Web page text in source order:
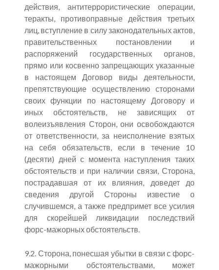
действия, антитеррористические операции,
теракты, противоправные действия третьих
лиц, вступление в силу законодательных актов,
правительственных постановлении и
распоряжений государственных органов,
прямо или косвенно запрещающих указанные
в настоящем Договор виды деятельности,
препятствующие осуществлению сторонами
своих функции по настоящему Договору и
иных обстоятельств, не зависящих от
волеизъявления Сторон, они освобождаются
от ответственности, за неисполнение взятых
на себя обязательств, если в течение 10
(десяти) дней с момента наступления таких
обстоятельств и при наличии связи, Сторона,
пострадавшая от их влияния, доведет до
сведения другой Стороны известие о
случившемся, а также предпримет все усилия
для скорейшей ликвидации последствий
форс-мажорных обстоятельств.
9.2. Сторона, понесшая убытки в связи с форс-
мажорными обстоятельствами, может